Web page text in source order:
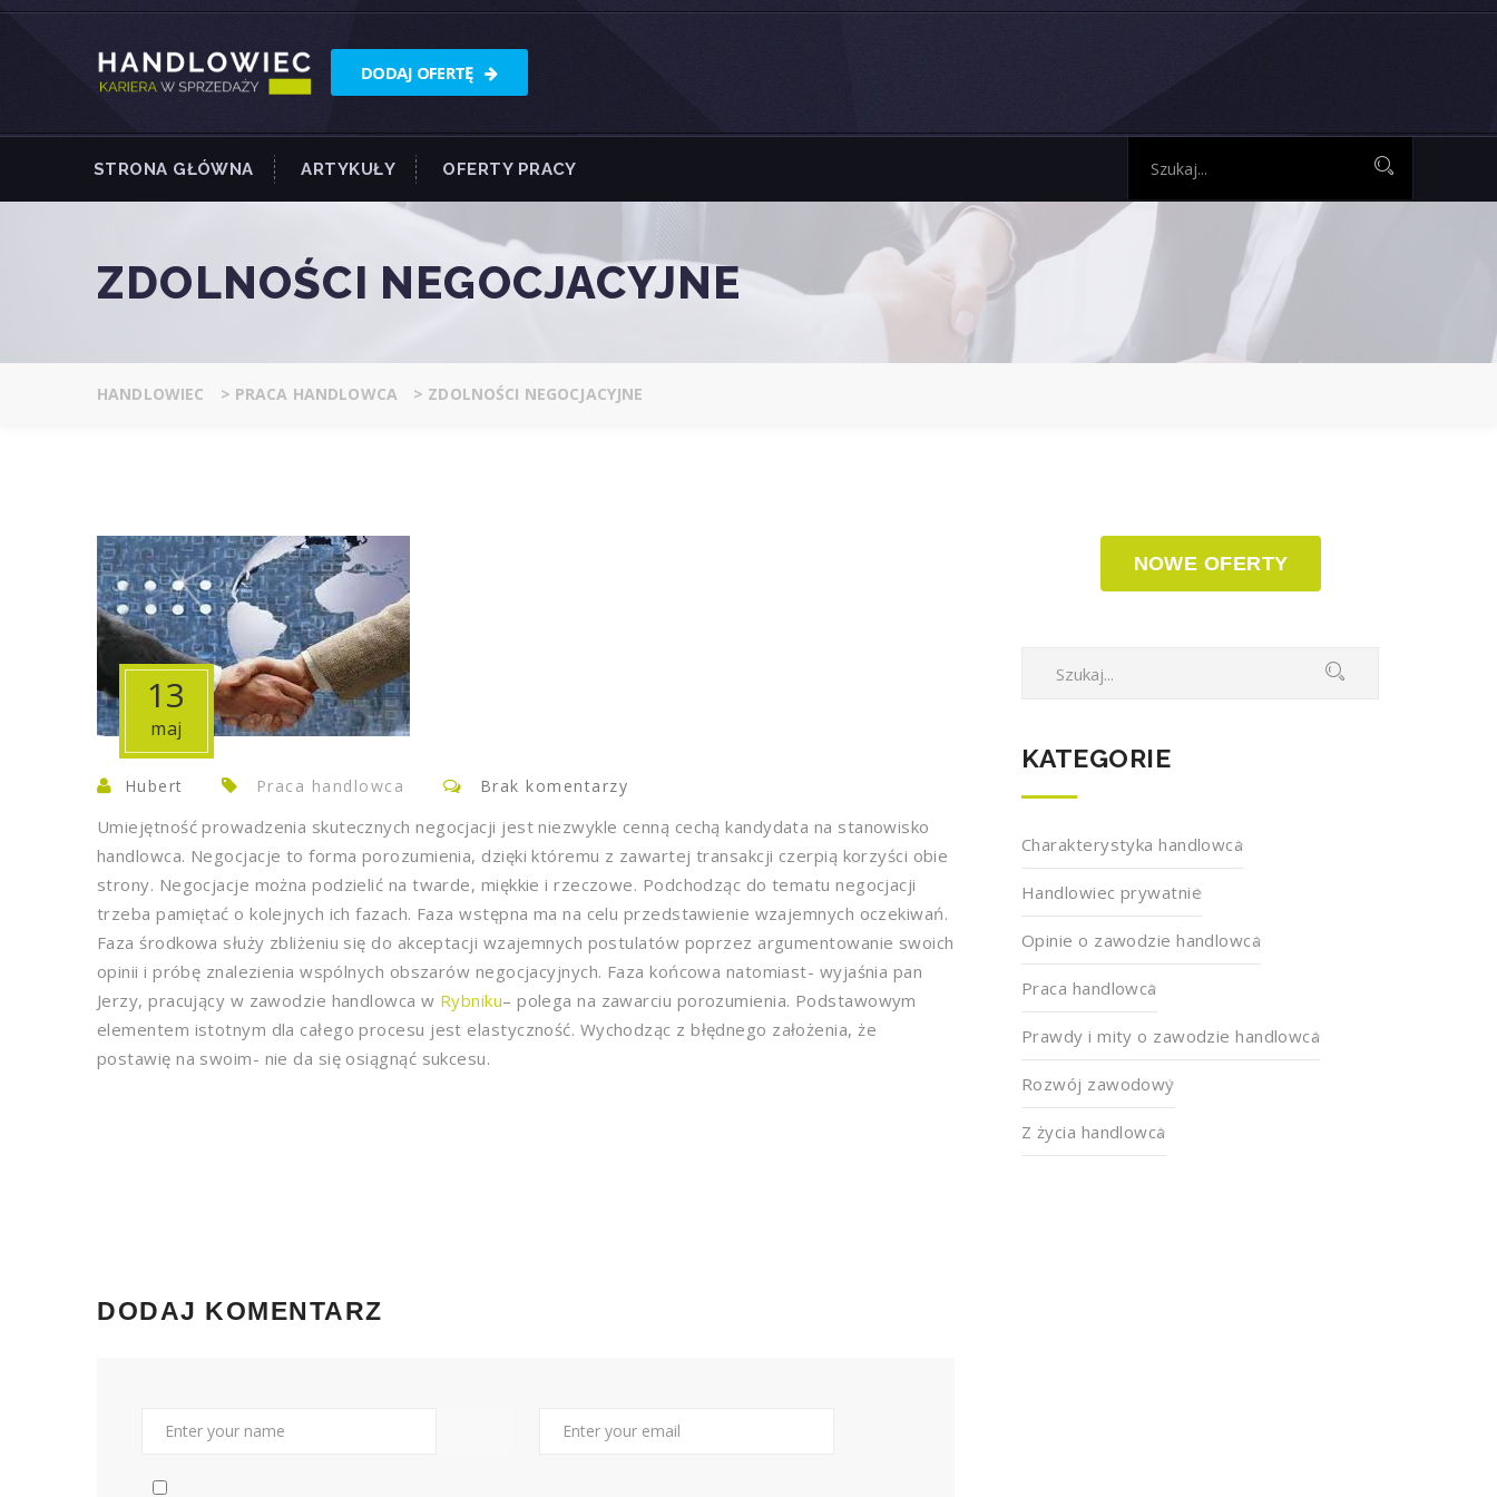
DODAJ OFERTĘ
STRONA GŁÓWNA ARTYKUŁY OFERTY PRACY
ZDOLNOŚCI NEGOCJACYJNE
HANDLOWIEC > PRACA HANDLOWCA > ZDOLNOŚCI NEGOCJACYJNE
13
maj
Hubert Praca handlowca Brak komentarzy
Umiejętność prowadzenia skutecznych negocjacji jest niezwykle cenną cechą kandydata na stanowisko
handlowca. Negocjacje to forma porozumienia, dzięki któremu z zawartej transakcji czerpią korzyści obie
strony. Negocjacje można podzielić na twarde, miękkie i rzeczowe. Podchodząc do tematu negocjacji
trzeba pamiętać o kolejnych ich fazach. Faza wstępna ma na celu przedstawienie wzajemnych oczekiwań.
Faza środkowa służy zbliżeniu się do akceptacji wzajemnych postulatów poprzez argumentowanie swoich
opinii i próbę znalezienia wspólnych obszarów negocjacyjnych. Faza końcowa natomiast- wyjaśnia pan
Jerzy, pracujący w zawodzie handlowca w Rybniku– polega na zawarciu porozumienia. Podstawowym
elementem istotnym dla całego procesu jest elastyczność. Wychodząc z błędnego założenia, że
postawię na swoim- nie da się osiągnąć sukcesu.
DODAJ KOMENTARZ
NOWE OFERTY
KATEGORIE
Charakterystyka handlowca
Handlowiec prywatnie
Opinie o zawodzie handlowca
Praca handlowca
Prawdy i mity o zawodzie handlowca
Rozwój zawodowy
Z życia handlowca